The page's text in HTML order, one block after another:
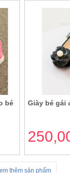
bé Giày bé gái
thêm sản phẩm